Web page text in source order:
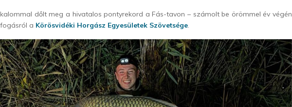
dőlt meg a hivatalos pontyrekord a Fás-tavon – számolt be örömmel év végén
a Körösvidéki Horgász Egyesületek Szövetsége.